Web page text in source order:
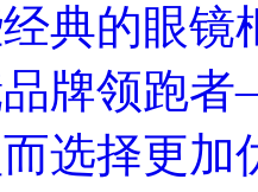
典的眼镜
品牌领跑
选择更加